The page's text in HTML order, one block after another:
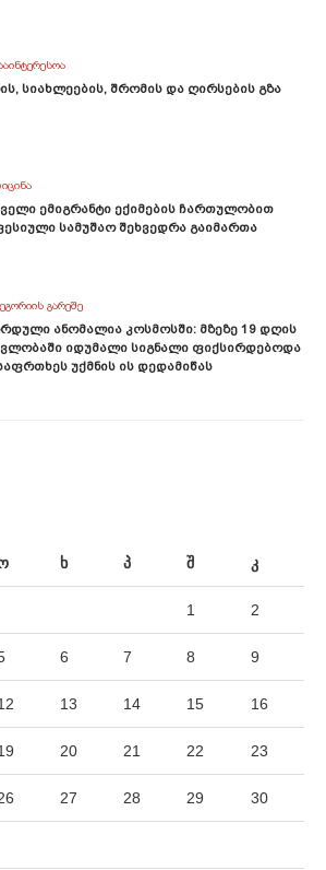
Სიახლეების, Შრომის Და Ღირსების Გზა
Ემიგრანტი Ექიმების Ჩართულობით
Სამუშაო Შეხვედრა Გაიმართა
ᲒᲐᲠᲔᲨᲔ
Ანომალია Კოსმოსში: Მზეზე 19 Დღის
Იდუმალი Სიგნალი Ფიქსირდებოდა
Უქმნის Ის Დედამიწას
ხ პ შ კ
1 2
6 7 8 9
13 14 15 16
20 21 22 23
27 28 29 30